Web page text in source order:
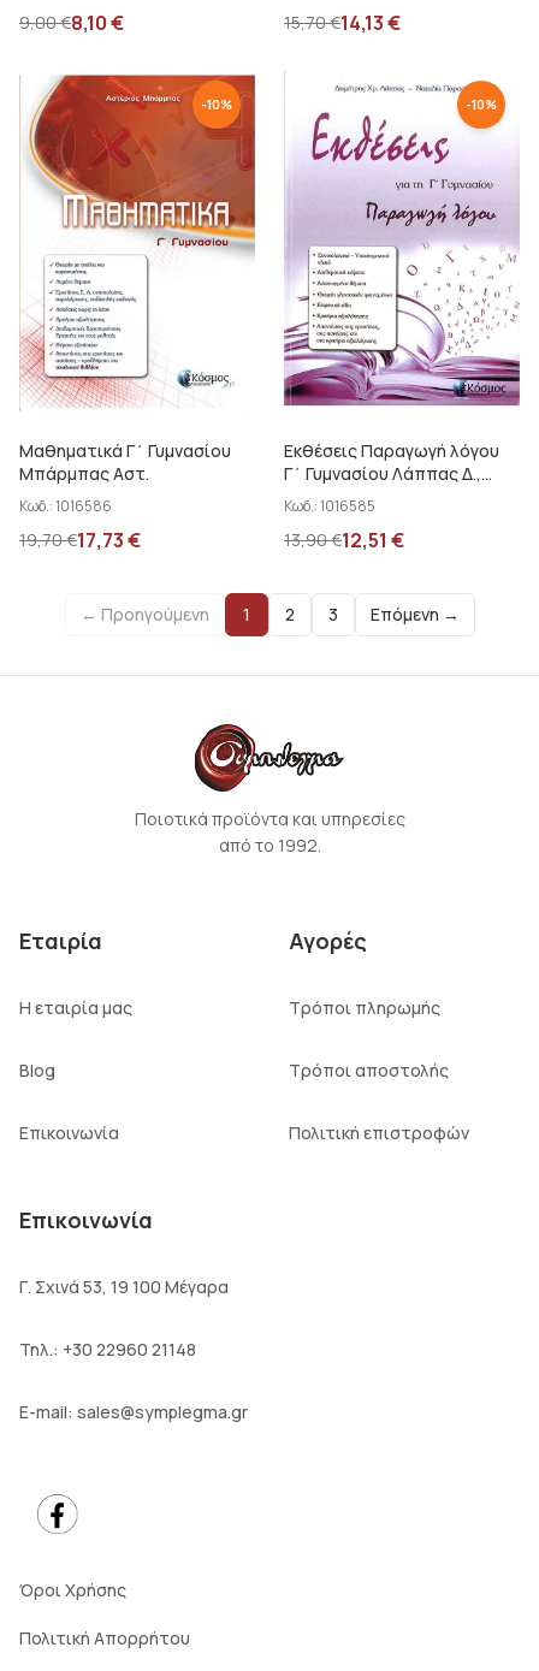
9,00€8,10€ 15,70€14,13€
-10%
Μαθηματικά Γ΄ Γυμνασίου
Μπάρμπας Αστ.
Κωδ.:1016586
19,70€17,73€
-10%
Εκθέσεις Παραγωγή λόγου
Γ΄ Γυμνασίου Λάππας Δ.,
Παραστατίδου Ν.
Κωδ.:1016585
13,90€12,51 €
← Προηγούμενη 1 2 3 Επόμενη →
Ποιοτικά προϊόντα και υπηρεσίες
από το 1992.
Εταιρία
Η εταιρία μας
Blog
Επικοινωνία
Αγορές
Τρόποι πληρωμής
Τρόποι αποστολής
Πολιτική επιστροφών
Επικοινωνία
Γ. Σχινά 53, 19 100 Μέγαρα
Τηλ.: +30 22960 21148
E-mail: sales@symplegma.gr
Όροι Χρήσης
Πολιτική Απορρήτου